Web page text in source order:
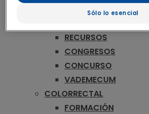
FORMACIÓN
RECURSOS
CONGRESOS
CONCURSO
VADEMECUM
COLORRECTAL
FORMACIÓN
Sólo lo esencial